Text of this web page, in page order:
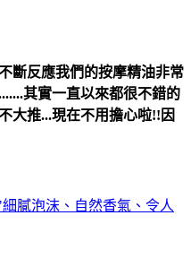
斷反應我們的按摩精油非常
其實一直以來都很不錯的
大推...現在不用擔心啦!!因
膩泡沫、自然香氣、令人